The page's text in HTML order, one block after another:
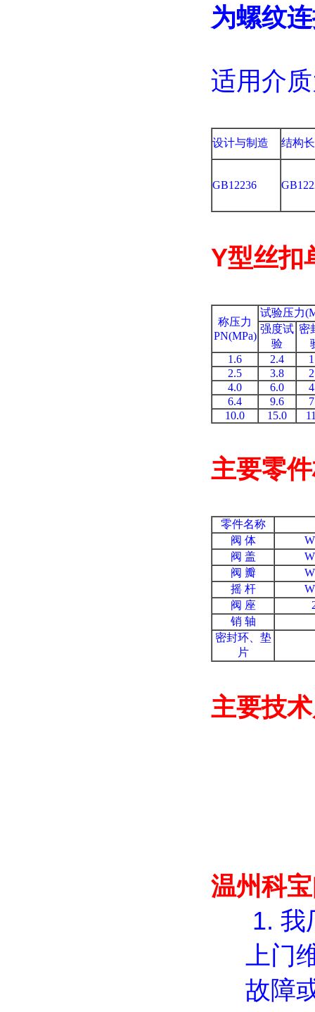
为螺纹
适用介
设计与制造 结构
GB12236
Y型丝扣
称压力
PN(MPa)
试验压力
强度试
验
密
1.6
2.4
2.5
3.8
4.0
6.0
6.4
9.6
10.0
15.0
主要零
零件名称
阀 体
阀 盖
阀 瓣
摇 杆
阀 座
销 轴
密封环、垫
片
主要技
温州科
1. 我
上门
故障